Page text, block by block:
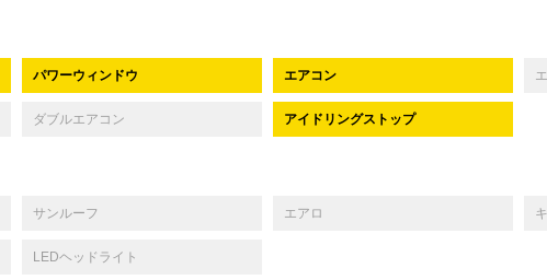
パワーウィンドウ エアコン
ダブルエアコン アイドリングストップ
サンルーフ エアロ
LEDヘッドライト